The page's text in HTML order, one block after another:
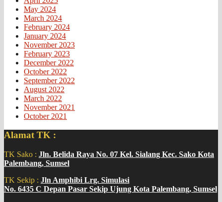
May 2024
March 2024
February 2024
January 2024
November 2023
February 2023
December 2022
October 2022
September 2022
August 2022
March 2022
November 2021
October 2021
Alamat TK :
TK Sako : Jln. Belida Raya No. 07 Kel. Sialang Kec. Sako Kota
Palembang, Sumsel
TK Sekip : Jln Amphibi Lrg. Simulasi
No. 6435 C Depan Pasar Sekip Ujung Kota Palembang, Sumsel